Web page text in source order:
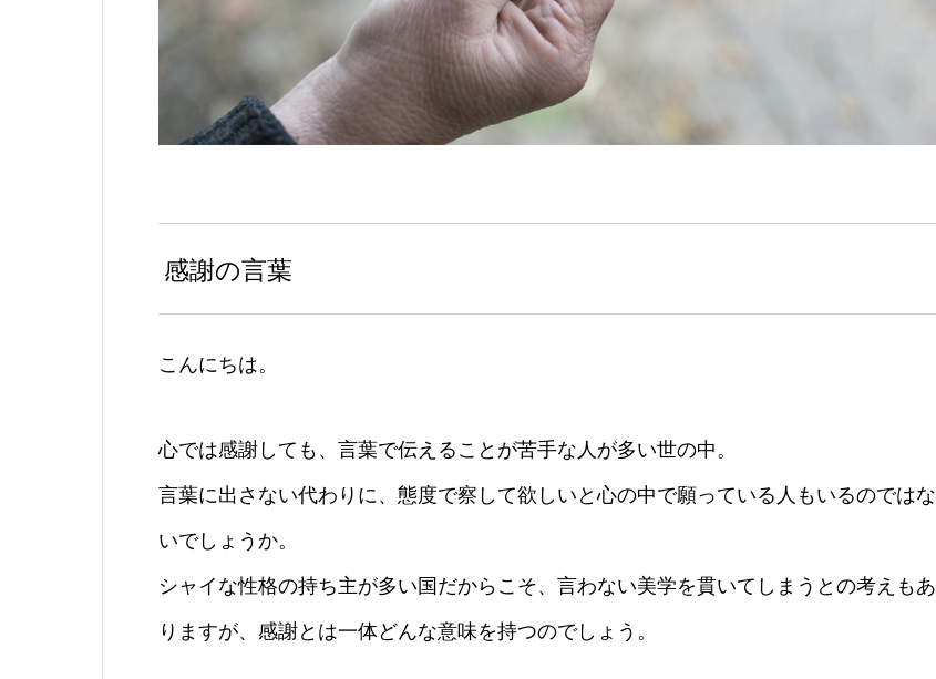
感謝の言葉
こんにちは。
心では感謝しても、言葉で伝えることが苦手な人が多い世の中。
言葉に出さない代わりに、態度で察して欲しいと心の中で願っている人もいるのではな
いでしょうか。
シャイな性格の持ち主が多い国だからこそ、言わない美学を貫いてしまうとの考えもあ
りますが、感謝とは一体どんな意味を持つのでしょう。